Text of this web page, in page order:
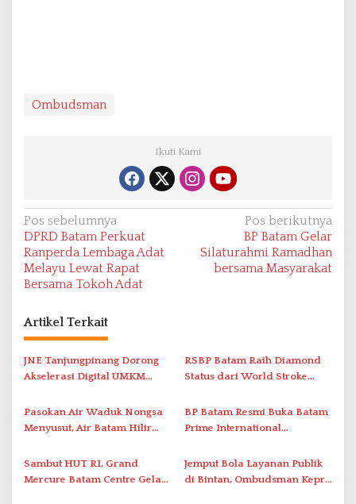
Ombudsman
Ikuti Kami
N
a
v
i
g
a
s
i
o
Pos sebelumnya
DPRD Batam Perkuat
Ranperda Lembaga Adat
Melayu Lewat Rapat
Bersama Tokoh Adat
Pos berikutnya
BP Batam Gelar
Silaturahmi Ramadhan
bersama Masyarakat
Artikel Terkait
JNE Tanjungpinang Dorong
Akselerasi Digital UMKM
2026
RSBP Batam Raih Diamond
Status dari World Stroke
Penanganan Stroke
Berstandar Internasional
Pasokan Air Waduk Nongsa
Menyusut, Air Batam Hilir
Antar-IPAM
BP Batam Resmi Buka Batam
Prime International
2026 di Stadion Temenggung
Abdul Jamal
Sambut HUT RI, Grand
Mercure Batam Centre Gelar
Jemput Bola Layanan Publik
di Bintan, Ombudsman Kepri